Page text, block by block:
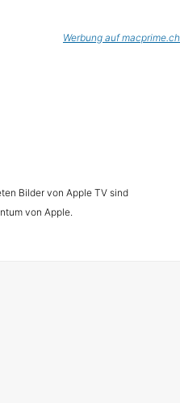
Werbung auf macprime.ch
Bilder von Apple TV sind
von Apple.